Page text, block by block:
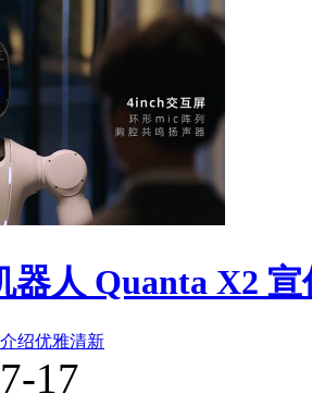
器人 Quanta X2 宣
绍优雅清新
17